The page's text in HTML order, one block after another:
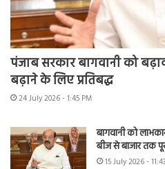
पंजाब सरकार बागवानी को
बढ़ाने के लिए प्रतिबद्ध
24 July 2026 - 1:45 PM
बागवानी को
बीज से बाजार तक
15 July 2026 -